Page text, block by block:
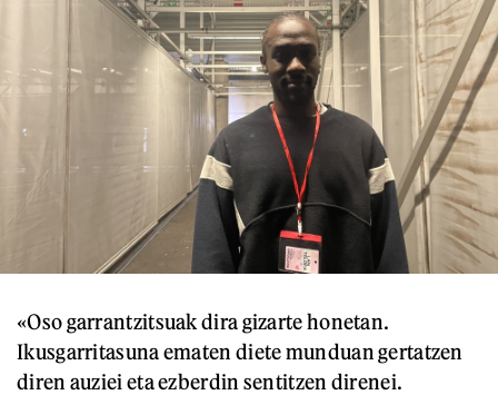
«Oso garrantzitsuak dira gizarte honetan.
Ikusgarritasuna ematen diete munduan gertatzen
diren auziei eta ezberdin sentitzen direnei.